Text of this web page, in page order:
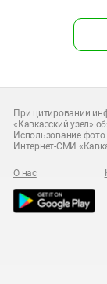
При цитировании
«Кавказский узел»
Использование
Интернет-СМИ
О нас